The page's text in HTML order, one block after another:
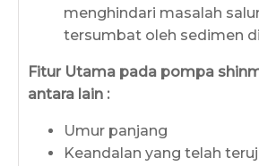
menghindari masalah
tersumbat oleh sedimen
Fitur Utama pada pompa
antara lain :
Umur panjang
Keandalan yang telah